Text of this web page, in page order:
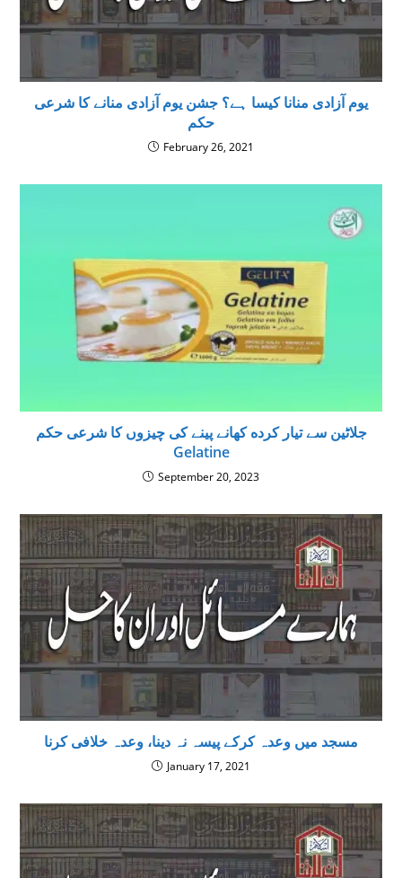
یوم آزادی منانا کیسا ہے؟ جشن یوم آزادی منانے کا شرعی
حکم
February 26, 2021
جلاٹین سے تيار كرده كھانے پينے كى چيزوں كا شرعى حكم
Gelatine
September 20, 2023
مسجد میں وعدہ کرکے پیسہ نہ دینا، وعدہ خلافی کرنا
January 17, 2021